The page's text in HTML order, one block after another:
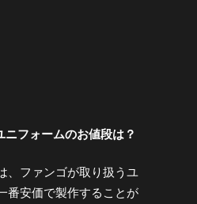
ニフォームのお値段は？
、ファンゴが取り扱うユ
番安価で製作することが